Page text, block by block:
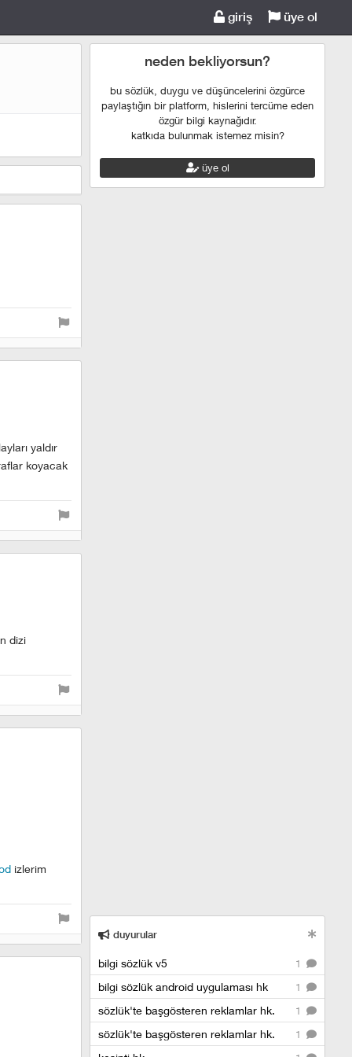
giriş üye ol
yaldır
koyacak
dizi
izlerim
neden bekliyorsun?
bu sözlük, duygu ve düşüncelerini özgürce
paylaştığın bir platform, hislerini tercüme eden
özgür bilgi kaynağıdır.
katkıda bulunmak istemez misin?
üye ol
duyurular
1
bilgi sözlük v5
1
bilgi sözlük android uygulaması hk
1
sözlük'te başgösteren reklamlar hk.
1
sözlük'te başgösteren reklamlar hk.